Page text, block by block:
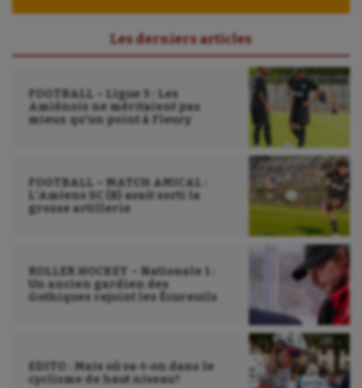
Les derniers articles
FOOTBALL – Ligue 3 : Les
Amiénois ne méritaient pas
mieux qu’un point à Fleury
FOOTBALL – MATCH AMICAL :
L’Amiens SC (B) avait sorti la
grosse artillerie
ROLLER HOCKEY – Nationale 1 :
Un ancien gardien des
Gothiques rejoint les Écureuils
EDITO : Mais où va-t-on dans le
cyclisme de haut niveau?